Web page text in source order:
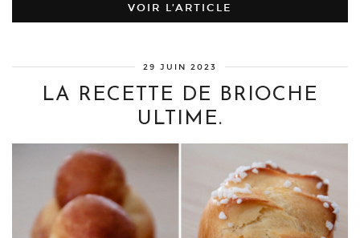
VOIR L’ARTICLE
29 JUIN 2023
LA RECETTE DE BRIOCHE
ULTIME.